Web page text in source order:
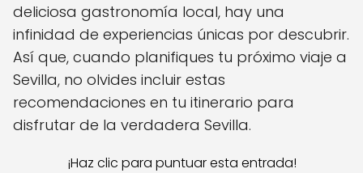
deliciosa gastronomía local, hay una
infinidad de experiencias únicas por descubrir.
Así que, cuando planifiques tu próximo viaje a
Sevilla, no olvides incluir estas
recomendaciones en tu itinerario para
disfrutar de la verdadera Sevilla.
¡Haz clic para puntuar esta entrada!